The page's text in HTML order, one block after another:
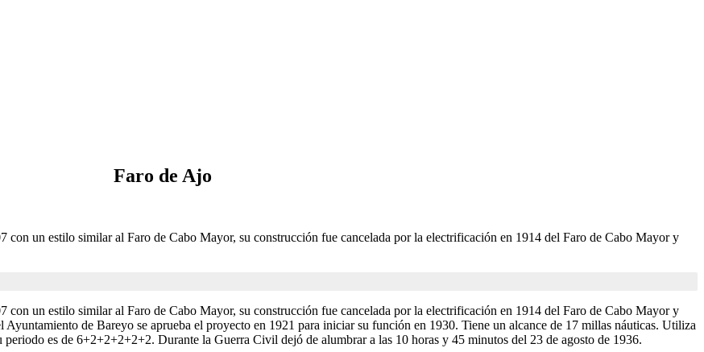
Faro de Ajo
con un estilo similar al Faro de Cabo Mayor, su construcción fue cancelada por la electrificación en 1914 del Faro de Cabo Mayor y
con un estilo similar al Faro de Cabo Mayor, su construcción fue cancelada por la electrificación en 1914 del Faro de Cabo Mayor y
Ayuntamiento de Bareyo se aprueba el proyecto en 1921 para iniciar su función en 1930. Tiene un alcance de 17 millas náuticas. Utiliza
es de 6+2+2+2+2+2. Durante la Guerra Civil dejó de alumbrar a las 10 horas y 45 minutos del 23 de agosto de 1936.